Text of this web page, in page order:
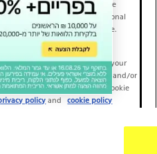
our traffic. These tools are
functionality. Others are optional
and your online experience.
your use of our site and your
and to personalize content and/or
about our privacy policy and cookie
policy and cookie policy